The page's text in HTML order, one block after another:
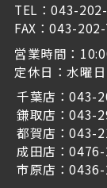
TEL：043-
FAX：043-
営業時間：
定休日：水曜日
千葉店：043-
鎌取店：043-
都賀店：043-
成田店：
市原店：